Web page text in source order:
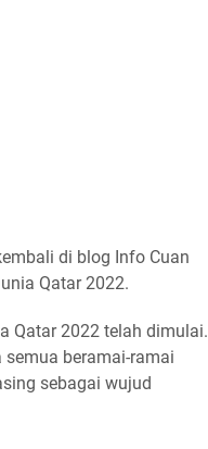
di blog Info Cuan
Qatar 2022.
Qatar 2022 telah dimulai.
beramai-ramai
sebagai wujud